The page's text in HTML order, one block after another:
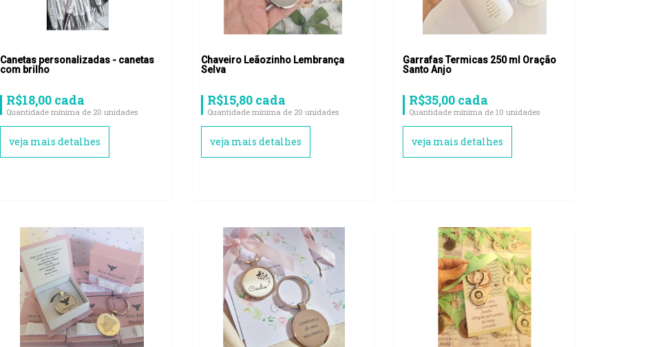
Canetas personalizadas - canetas
com brilho
R$18,00 cada
Quantidade mínima de 20 unidades
veja mais detalhes
Chaveiro Leãozinho Lembrança
Selva
R$15,80 cada
Quantidade mínima de 20 unidades
veja mais detalhes
Garrafas Termicas 250 ml Oração
Santo Anjo
R$35,00 cada
Quantidade mínima de 10 unidades
veja mais detalhes